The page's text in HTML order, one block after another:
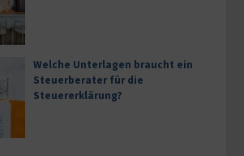
Welche Unterlagen braucht ein
Steuerberater für die
Steuererklärung?